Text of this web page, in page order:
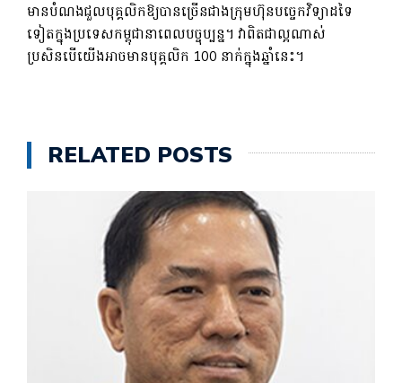
មាន​បំណង​ជួល​បុគ្គលិក​ឱ្យ​បាន​ច្រើន​ជាង​ក្រុមហ៊ុន​បច្ចេកវិទ្យា​ដទៃ​
ទៀត​ក្នុង​ប្រទេស​កម្ពុជា​នាពេល​បច្ចុប្បន្ន។ វាពិតជាល្អណាស់
ប្រសិនបើយើងអាចមានបុគ្គលិក 100 នាក់ក្នុងឆ្នាំនេះ។
RELATED POSTS